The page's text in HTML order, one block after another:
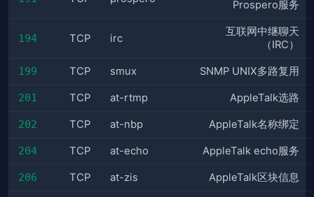
Prospero服务
194 TCP irc
互联网中继聊天
（IRC）
199 TCP smux SNMP UNIX多路复用
201 TCP at-rtmp AppleTalk选路
202 TCP at-nbp AppleTalk名称绑定
204 TCP at-echo AppleTalk echo服务
206 TCP at-zis AppleTalk区块信息